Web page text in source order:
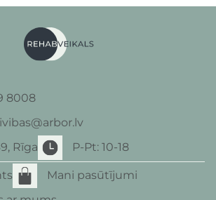
8008
Rīga
P-Pt: 10-18
Mani pasūtījumi